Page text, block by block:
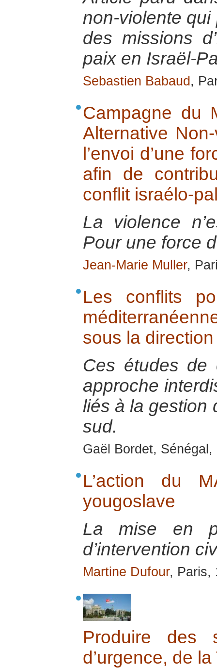
non-violente
des missions
paix en Israël-
Sebastien Babaud ,
Campagne du
Alternative
l’envoi d’une
afin de
conflit israélo-
La violence
Pour une force
Jean-Marie Muller,
Les conflits
sous la
Ces études de
approche
liés à la gestion
sud.
Gaël Bordet,
L’action du
yougoslave
La mise en
d’intervention
Martine Dufour, Paris,
Produire des
d’urgence, de